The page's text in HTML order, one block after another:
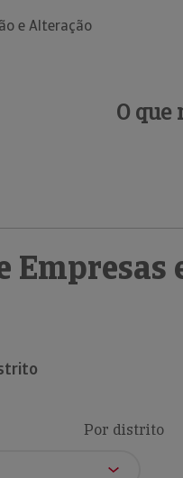
e Alteração
O que
Empresas
Por distrito